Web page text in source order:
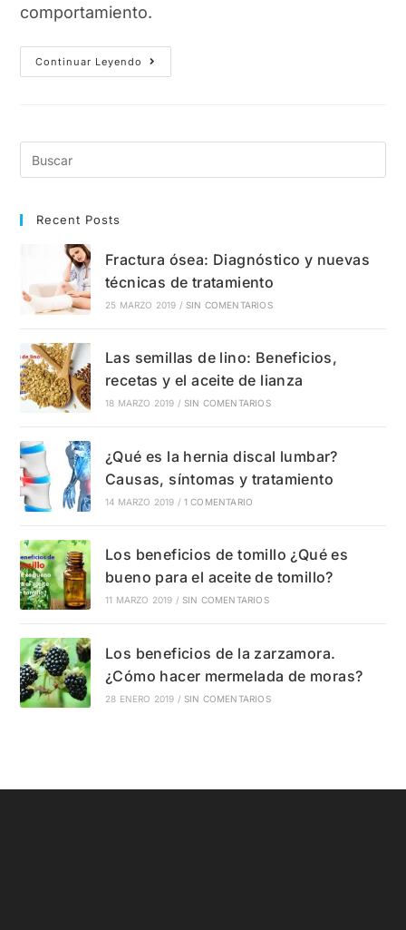
comportamiento.
Continuar Leyendo
¿Qué
Es
Recent Posts
Fractura ósea: Diagnóstico y nuevas
técnicas de tratamiento
25 MARZO 2019 / SIN COMENTARIOS
Las semillas de lino: Beneficios,
recetas y el aceite de lianza
18 MARZO 2019 / SIN COMENTARIOS
¿Qué es la hernia discal lumbar?
Causas, síntomas y tratamiento
14 MARZO 2019 / 1 COMENTARIO
Los beneficios de tomillo ¿Qué es
bueno para el aceite de tomillo?
11 MARZO 2019 / SIN COMENTARIOS
Los beneficios de la zarzamora.
¿Cómo hacer mermelada de moras?
28 ENERO 2019 / SIN COMENTARIOS